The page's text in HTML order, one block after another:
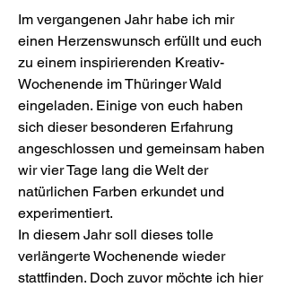
Im vergangenen Jahr habe ich mir
einen Herzenswunsch erfüllt und euch
zu einem inspirierenden Kreativ-
Wochenende im Thüringer Wald
eingeladen. Einige von euch haben
sich dieser besonderen Erfahrung
angeschlossen und gemeinsam haben
wir vier Tage lang die Welt der
natürlichen Farben erkundet und
experimentiert.
In diesem Jahr soll dieses tolle
verlängerte Wochenende wieder
stattfinden. Doch zuvor möchte ich hier